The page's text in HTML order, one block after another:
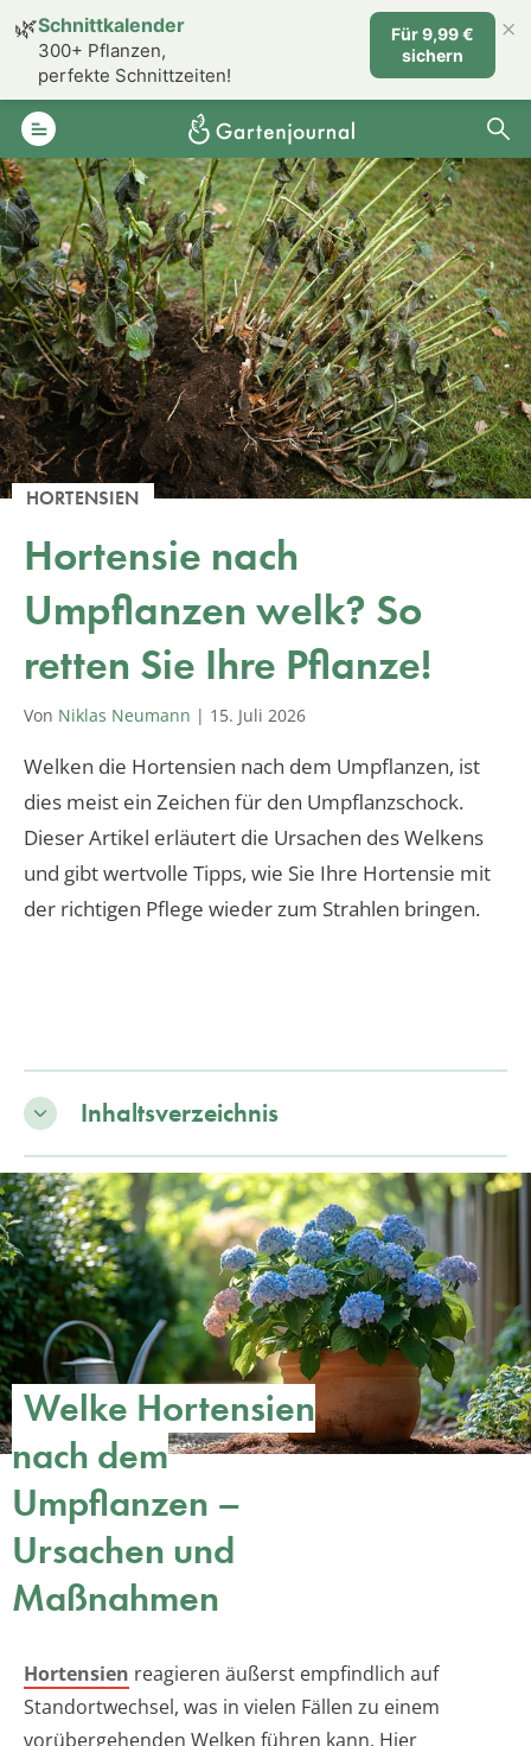
HORTENSIEN
Hortensie nach
Umpflanzen welk? So
retten Sie Ihre Pflanze!
Von Niklas Neumann | 15. Juli 2026
Welken die Hortensien nach dem Umpflanzen, ist
dies meist ein Zeichen für den Umpflanzschock.
Dieser Artikel erläutert die Ursachen des Welkens
und gibt wertvolle Tipps, wie Sie Ihre Hortensie mit
der richtigen Pflege wieder zum Strahlen bringen.
Inhaltsverzeichnis
Welke Hortensien
nach dem
Umpflanzen –
Ursachen und
Maßnahmen
Hortensien reagieren äußerst empfindlich auf
Standortwechsel, was in vielen Fällen zu einem
vorübergehenden Welken führen kann. Hier
🌿Schnittkalender
300+ Pflanzen,
perfekte Schnittzeiten!
Für 9,99 €
sichern
×